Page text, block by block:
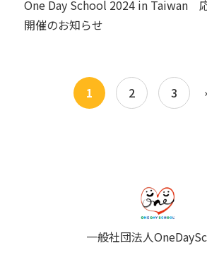
One Day School 2024 in Taiwan
開催のお知らせ
1 2 3
一般社団法人